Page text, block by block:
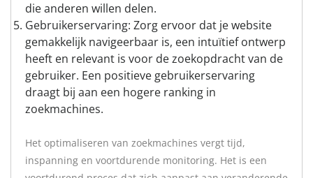
die anderen willen delen.
Gebruikerservaring: Zorg ervoor dat je website
gemakkelijk navigeerbaar is, een intuïtief ontwerp
heeft en relevant is voor de zoekopdracht van de
gebruiker. Een positieve gebruikerservaring
draagt bij aan een hogere ranking in
zoekmachines.
Het optimaliseren van zoekmachines vergt tijd,
inspanning en voortdurende monitoring. Het is een